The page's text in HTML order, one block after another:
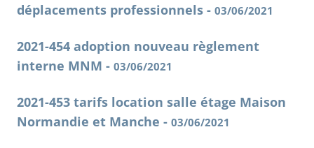
déplacements professionnels - 03/06/2021
2021-454 adoption nouveau règlement
interne MNM - 03/06/2021
2021-453 tarifs location salle étage Maison
Normandie et Manche - 03/06/2021